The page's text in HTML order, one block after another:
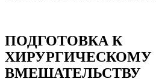
ПОДГОТОВКА К
ХИРУРГИЧЕСКОМУ
ВМЕШАТЕЛЬСТВУ